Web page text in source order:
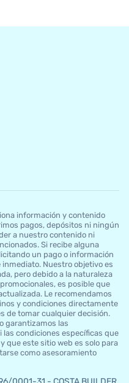
información y contenido
pagos, depósitos ni ningún
a nuestro contenido ni
Si recibe alguna
un pago o información
Nuestro objetivo es
pero debido a la naturaleza
es posible que
Le recomendamos
y condiciones directamente
de tomar cualquier decisión.
garantizamos las
condiciones específicas que
que este sitio web es solo para
como asesoramiento